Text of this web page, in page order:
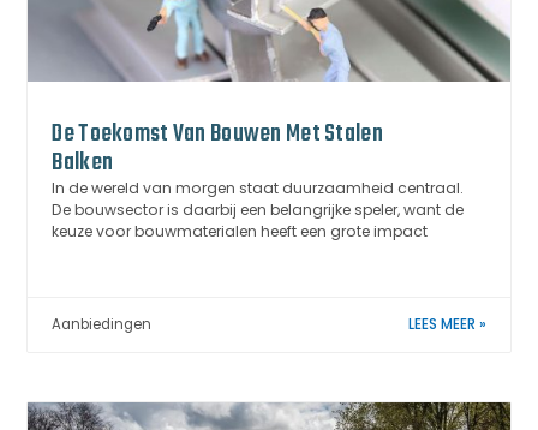
De Toekomst Van Bouwen Met Stalen
Balken
In de wereld van morgen staat duurzaamheid centraal.
De bouwsector is daarbij een belangrijke speler, want de
keuze voor bouwmaterialen heeft een grote impact
Aanbiedingen LEES MEER »